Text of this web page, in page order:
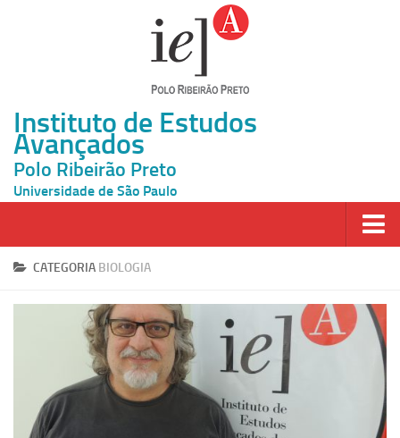
Instituto de Estudos
Avançados
Polo Ribeirão Preto
Universidade de São Paulo
Página Inicial
Cátedras
Pesquisa
CATEGORIA BIOLOGIA